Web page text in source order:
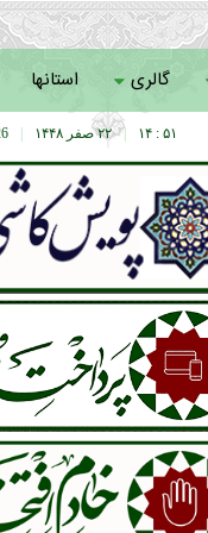
گالری استانها
۲۲ صفر ۱۴۴۸ | ۵۱ : ۱۴